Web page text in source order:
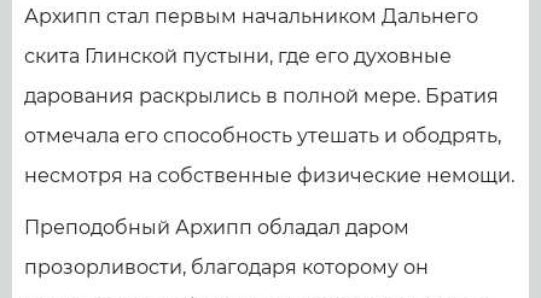
Архипп стал первым начальником Дальнего
скита Глинской пустыни, где его духовные
дарования раскрылись в полной мере. Братия
отмечала его способность утешать и ободрять,
несмотря на собственные физические немощи.
Преподобный Архипп обладал даром
прозорливости, благодаря которому он